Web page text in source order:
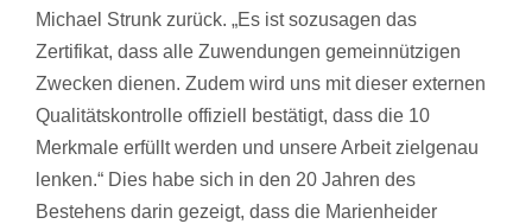
Michael Strunk zurück. „Es ist sozusagen das
Zertifikat, dass alle Zuwendungen gemeinnützigen
Zwecken dienen. Zudem wird uns mit dieser externen
Qualitätskontrolle offiziell bestätigt, dass die 10
Merkmale erfüllt werden und unsere Arbeit zielgenau
lenken.“ Dies habe sich in den 20 Jahren des
Bestehens darin gezeigt, dass die Marienheider